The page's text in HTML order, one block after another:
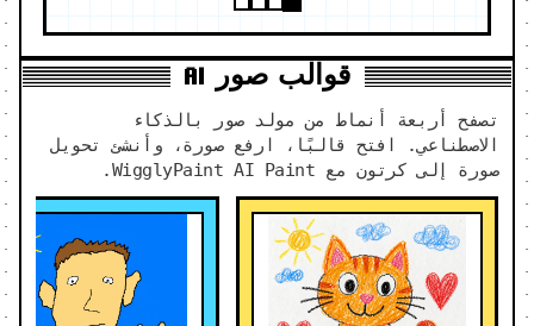
قوالب صور AI
تصفح أربعة أنماط من مولد صور بالذكاء
الاصطناعي. افتح قالبًا، ارفع صورة، وأنشئ تحويل
صورة إلى كرتون مع WigglyPaint AI Paint.